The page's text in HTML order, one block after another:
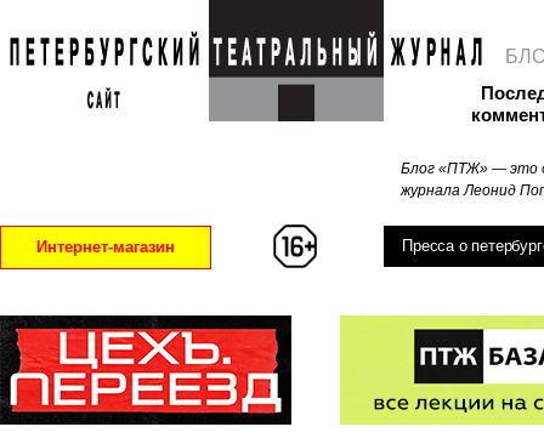
Блог «ПТЖ» — это
журнала Леонид
Интернет-магазин Пресса о